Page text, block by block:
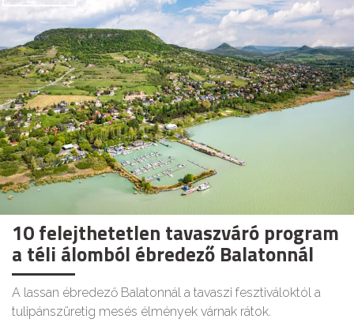
10 felejthetetlen tavaszváró program
a téli álomból ébredező Balatonnál
A lassan ébredező Balatonnál a tavaszi fesztiváloktól a
tulipánszüretig mesés élmények várnak rátok.